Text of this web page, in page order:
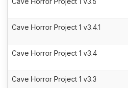
Cave Horror Project 1 v3.4.1
Cave Horror Project 1 v3.4
Cave Horror Project 1 v3.3